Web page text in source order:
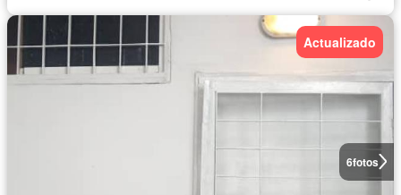
6fotos
Actualizado